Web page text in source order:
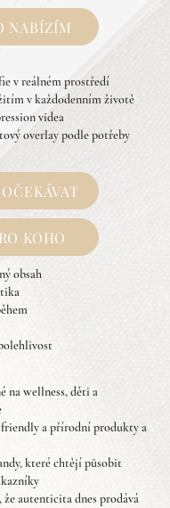
NABÍZÍM
v reálném prostředí
v každodenním životě
videa
overlay podle potřeby
KOHO
obsah
na wellness, děti a
a přírodní produkty a
které chtějí působit
autenticita dnes prodává